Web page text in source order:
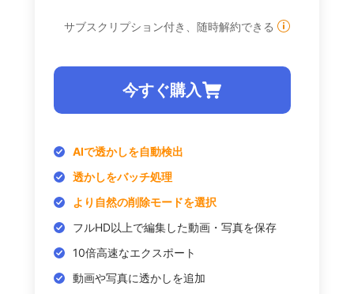
サブスクリプション付き、随時解約できる
今すぐ購入
AIで透かしを自動検出
透かしをバッチ処理
より自然の削除モードを選択
フルHD以上で編集した動画・写真を保存
10倍高速なエクスポート
動画や写真に透かしを追加